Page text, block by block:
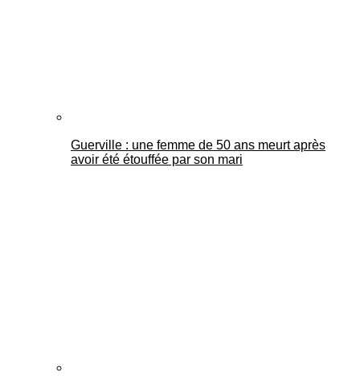
Guerville : une femme de 50 ans meurt après
avoir été étouffée par son mari